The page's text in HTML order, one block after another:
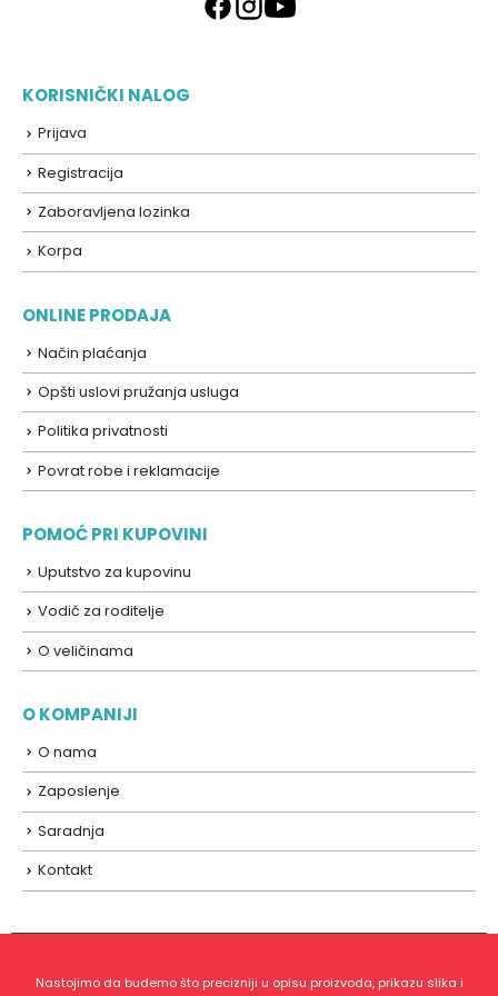
KORISNIČKI NALOG
Prijava
Registracija
Zaboravljena lozinka
Korpa
ONLINE PRODAJA
Način plaćanja
Opšti uslovi pružanja usluga
Politika privatnosti
Povrat robe i reklamacije
POMOĆ PRI KUPOVINI
Uputstvo za kupovinu
Vodič za roditelje
O veličinama
O KOMPANIJI
O nama
Zaposlenje
Saradnja
Kontakt
Nastojimo da budemo što precizniji u opisu proizvoda, prikazu slika i